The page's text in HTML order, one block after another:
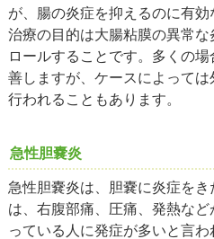
が、腸の炎症を抑えるのに有効
治療の目的は大腸粘膜の異常な
ロールすることです。多くの
善しますが、ケースによって
行われることもあります。
急性胆嚢炎
急性胆嚢炎は、胆嚢に炎症を
は、右腹部痛、圧痛、発熱な
っている人に発症が多いと言